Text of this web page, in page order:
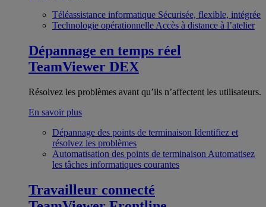
Téléassistance informatique Sécurisée, flexible, intégrée
Technologie opérationnelle Accès à distance à l’atelier
Dépannage en temps réel
TeamViewer DEX
Résolvez les problèmes avant qu’ils n’affectent les utilisateurs.
En savoir plus
Dépannage des points de terminaison Identifiez et
résolvez les problèmes
Automatisation des points de terminaison Automatisez
les tâches informatiques courantes
Travailleur connecté